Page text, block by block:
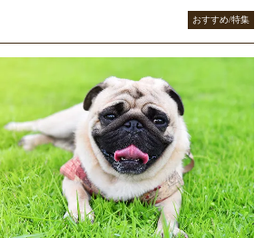
おすすめ/特集